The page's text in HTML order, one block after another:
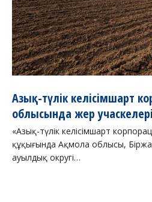
Азық-түлік келісімшарт
облысында жер
«Азық-түлік келісімшарт
құқығында Ақмола облысы,
ауылдық округі…